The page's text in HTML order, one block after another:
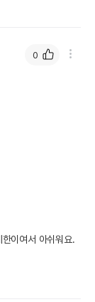
이여서 아쉬워요.
0